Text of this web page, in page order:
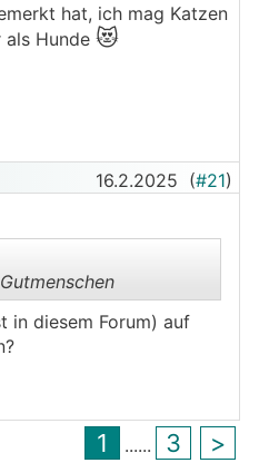
hat, ich mag Katzen
als Hunde 😻
16.2.2025 (#21)
in diesem Forum) auf
1 ...... 3 >